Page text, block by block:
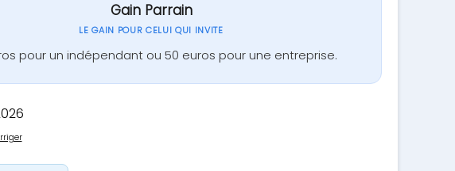
Gain Parrain
LE GAIN POUR CELUI QUI INVITE
pour un indépendant ou 50 euros pour une entreprise.